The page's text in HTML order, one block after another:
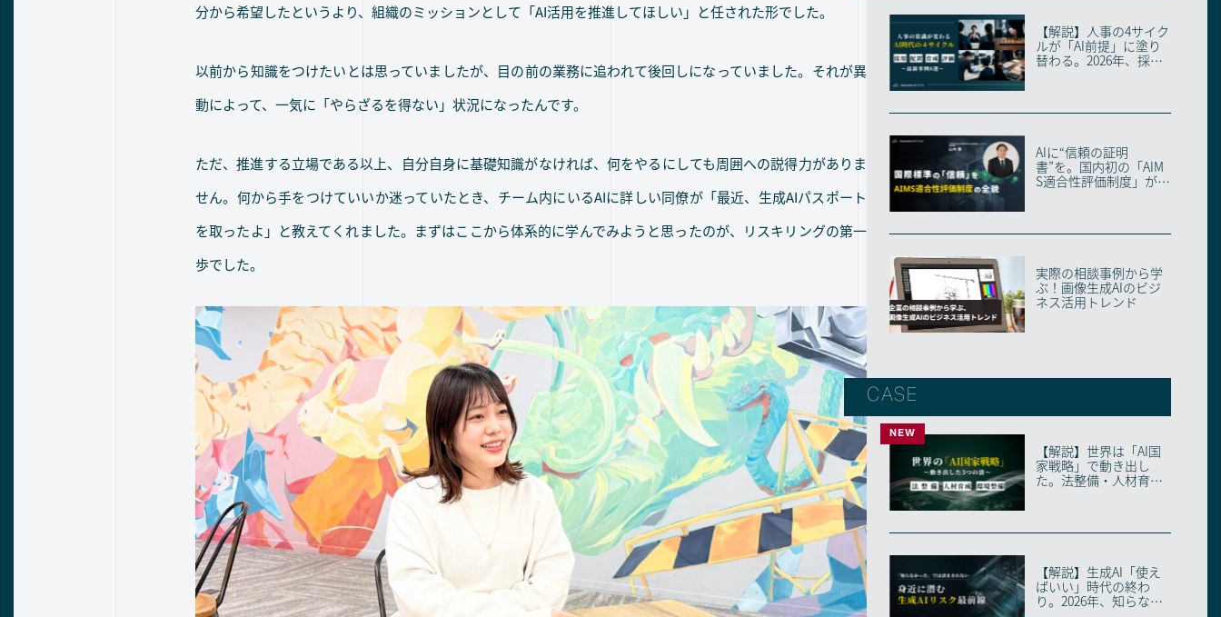
分から希望したというより、組織のミッションとして「AI活用を推進してほしい」と任された形でした。
以前から知識をつけたいとは思っていましたが、目の前の業務に追われて後回しになっていました。それが異
動によって、一気に「やらざるを得ない」状況になったんです。
ただ、推進する立場である以上、自分自身に基礎知識がなければ、何をやるにしても周囲への説得力がありま
せん。何から手をつけていいか迷っていたとき、チーム内にいるAIに詳しい同僚が「最近、生成AIパスポート
を取ったよ」と教えてくれました。まずはここから体系的に学んでみようと思ったのが、リスキリングの第一
歩でした。
【解説】人事の4サイク
ルが「AI前提」に塗り
替わる。2026年、採
AIに“信頼の証明
書”を。国内初の「AIM
S適合性評価制度」が始
実際の相談事例から学
ぶ！画像生成AIのビジ
ネス活用トレンド
CASE
NEW
【解説】世界は「AI国
家戦略」で動き出し
た。法整備・人材育
【解説】生成AI「使え
ばいい」時代の終わ
り。2026年、知らない